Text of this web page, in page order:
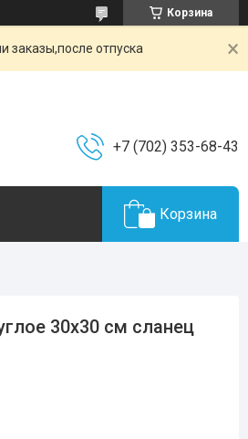
Корзина
заказы,после отпуска
+7 (702) 353-68-43
Корзина
30х30 см сланец